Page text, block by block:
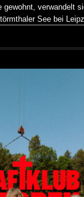
gewohnt, verwandelt
See bei
NEUE SINGLE